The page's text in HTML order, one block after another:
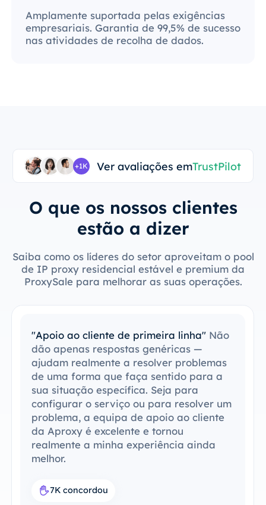
Amplamente suportada pelas exigências
empresariais. Garantia de 99,5% de sucesso
nas atividades de recolha de dados.
+1K Ver avaliações emTrustPilot
O que os nossos clientes
estão a dizer
Saiba como os líderes do setor aproveitam o pool
de IP proxy residencial estável e premium da
ProxySale para melhorar as suas operações.
"Apoio ao cliente de primeira linha" Não
dão apenas respostas genéricas —
ajudam realmente a resolver problemas
de uma forma que faça sentido para a
sua situação específica. Seja para
configurar o serviço ou para resolver um
problema, a equipa de apoio ao cliente
da Aproxy é excelente e tornou
realmente a minha experiência ainda
melhor.
7K concordou